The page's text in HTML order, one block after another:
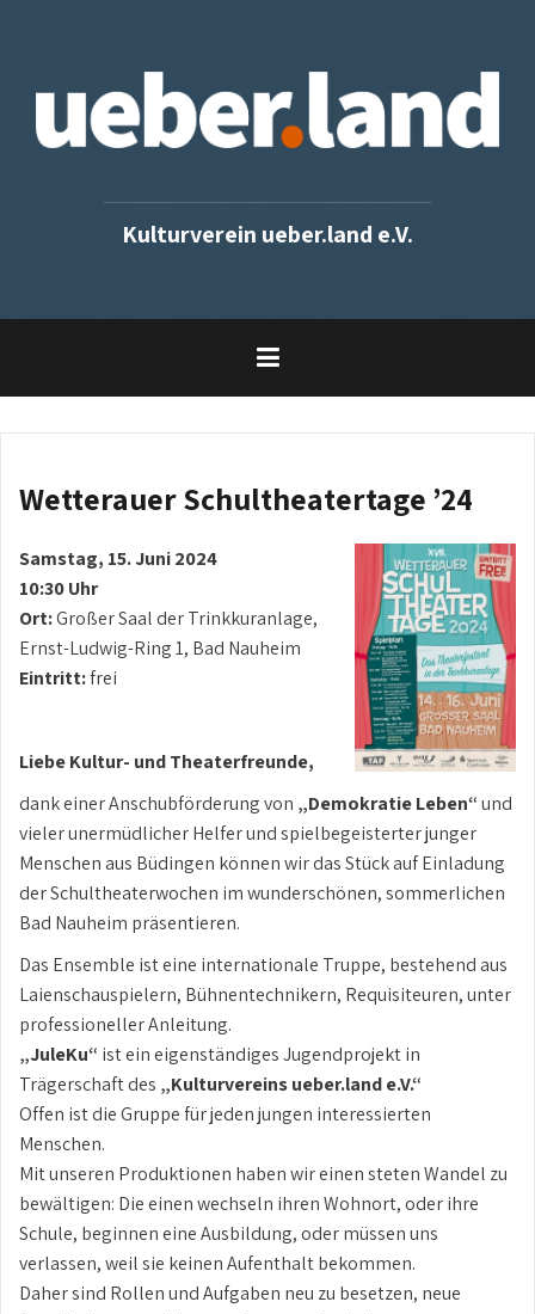
Kulturverein ueber.land e.V.
Wetterauer Schultheatertage ’24
Samstag, 15. Juni 2024
10:30 Uhr
Ort:Großer Saal der Trinkkuranlage,
Ernst-Ludwig-Ring 1, Bad Nauheim
Eintritt:frei
Liebe Kultur- und Theaterfreunde,
dank einer Anschubförderung von „Demokratie Leben“und
vieler unermüdlicher Helfer und spielbegeisterter junger
Menschen aus Büdingen können wir das Stück auf Einladung
der Schultheaterwochen im wunderschönen, sommerlichen
Bad Nauheim präsentieren.
Das Ensemble ist eine internationale Truppe, bestehend aus
Laienschauspielern, Bühnentechnikern, Requisiteuren, unter
professioneller Anleitung.
„JuleKu“ ist ein eigenständiges Jugendprojekt in
Trägerschaft des „Kulturvereins ueber.land e.V.“
Offen ist die Gruppe für jeden jungen interessierten
Menschen.
Mit unseren Produktionen haben wir einen steten Wandel zu
bewältigen: Die einen wechseln ihren Wohnort, oder ihre
Schule, beginnen eine Ausbildung, oder müssen uns
verlassen, weil sie keinen Aufenthalt bekommen.
Daher sind Rollen und Aufgaben neu zu besetzen, neue